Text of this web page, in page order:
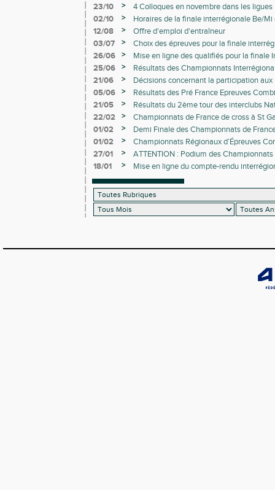
23/10
>
4 Colloques en novembre dans les ligues
Loire
02/10 >
Horaires de la finale interrégionale Be/Mi
Equip'Athlé à Saran
12/08 >
Offre d'emploi d'entraîneur
03/07
>
Choix des épreuves pour la finale
à Châteauroux
26/06 >
Mise en ligne des qualifiés pour la finale
pointes d'Or à Châteauroux
25/06 >
Résultats des Championnats
(Minimes) et Tours ( CJES)
21/06 >
Décisions concernant la participation
athlètes hors-interrégion
05/06 >
Résultats des Pré France Epreuves
21/05
>
Résultats du 2ème tour des interclubs
nationaux
22/02 >
Championnats de France de cross à St
à Chateauroux
01/02 >
Demi Finale des Championnats de
01/02
>
Championnats Régionaux d’Épreuves
27/01
>
ATTENTION : Podium des
directement qualificatifs au
18/01 > Mise en ligne du compte-rendu